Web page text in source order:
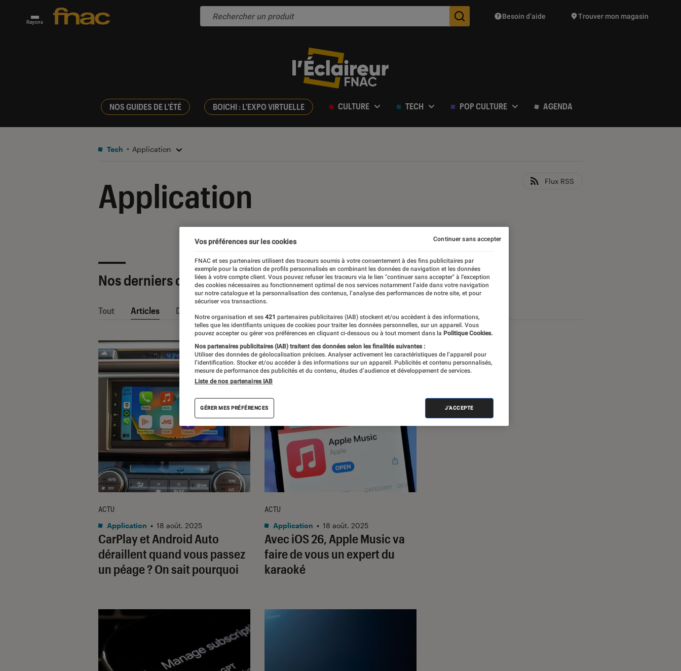
Rayons Des suggestions de produits vont vous être proposées
Besoin d’aide Trouver mon magasin
NOS GUIDES DE L'ÉTÉ BOICHI : L'EXPO VIRTUELLE CULTURE TECH POP CULTURE AGENDA
Tech Application
Application Flux RSS
Nos derniers contenus
Tout Articles Dossiers
CarPlay et Android Auto
déraillent quand vous passez
un péage ? On sait pourquoi
ACTU
Application • 18 août. 2025
Avec iOS 26, Apple Music va
faire de vous un expert du
karaoké
ACTU
Application • 18 août. 2025
Vos préférences sur les cookies
FNAC et ses partenaires utilisent des traceurs soumis à votre consentement à des fins publicitaires par
exemple pour la création de profils personnalisés en combinant les données de navigation et les données
liées à votre compte client. Vous pouvez refuser les traceurs via le lien "continuer sans accepter" à l’exception
des cookies nécessaires au fonctionnement optimal de nos services notamment l’aide dans votre navigation
sur notre catalogue et la personnalisation des contenus, l’analyse des performances de notre site, et pour
sécuriser vos transactions.
Notre organisation et ses 421 partenaires publicitaires (IAB) stockent et/ou accèdent à des informations,
telles que les identifiants uniques de cookies pour traiter les données personnelles, sur un appareil. Vous
pouvez accepter ou gérer vos préférences en cliquant ci-dessous ou à tout moment dans la Politique Cookies.
Nos partenaires publicitaires (IAB) traitent des données selon les finalités suivantes :
Utiliser des données de géolocalisation précises. Analyser activement les caractéristiques de l’appareil pour
l’identification. Stocker et/ou accéder à des informations sur un appareil. Publicités et contenu personnalisés,
mesure de performance des publicités et du contenu, études d’audience et développement de services.
Liste de nos partenaires IAB
GÉRER MES PRÉFÉRENCES J'ACCEPTE
Continuer sans accepter